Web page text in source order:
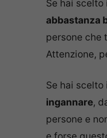
Se hai scelto
abbastanza
persone che
Attenzione,
Se hai scelto
ingannare,
persone e